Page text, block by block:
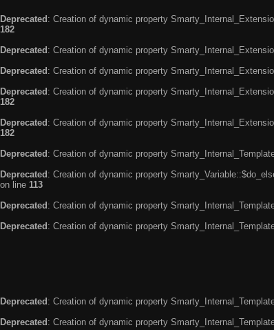
Deprecated : Creation of dynamic property
182
Deprecated : Creation of dynamic property
Deprecated : Creation of dynamic property
Deprecated : Creation of dynamic property
182
Deprecated : Creation of dynamic property
182
Deprecated : Creation of dynamic property
Deprecated : Creation of dynamic property
on line 113
Deprecated : Creation of dynamic property
Deprecated : Creation of dynamic property
Deprecated: Creation of dynamic property
Deprecated: Creation of dynamic property